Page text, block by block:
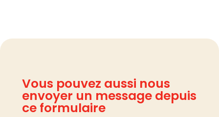
Vous pouvez aussi nous
envoyer un message depuis
ce formulaire